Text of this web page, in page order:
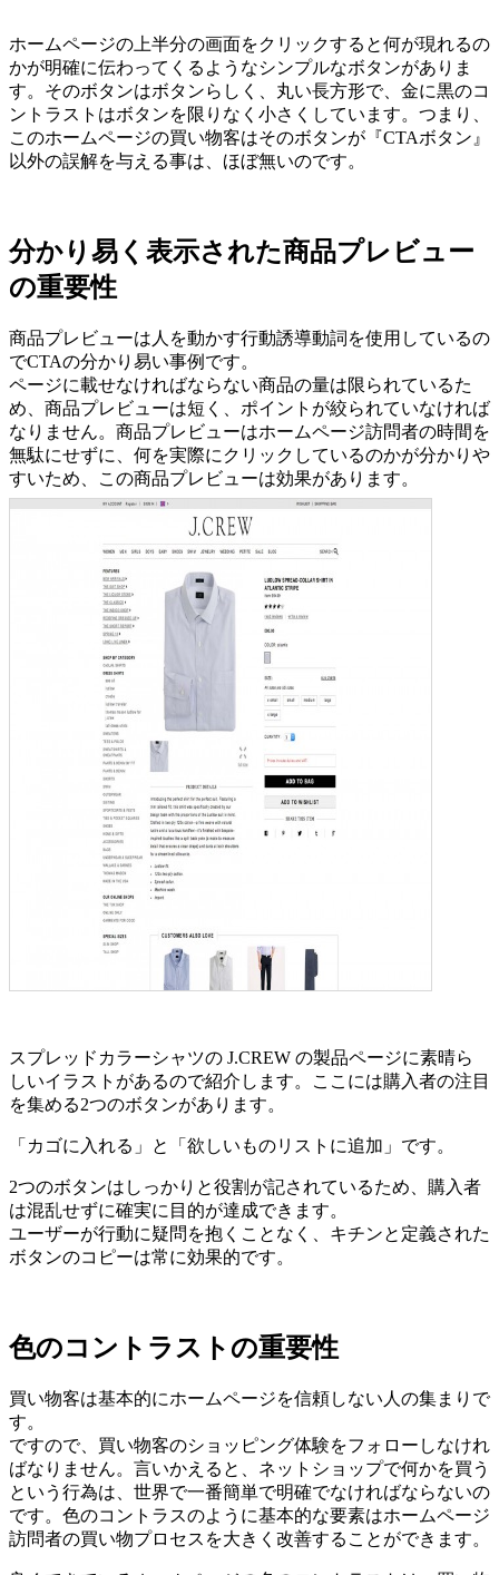
ホームページの上半分の画面をクリックすると何が現れるの
かが明確に伝わってくるようなシンプルなボタンがありま
す。そのボタンはボタンらしく、丸い長方形で、金に黒のコ
ントラストはボタンを限りなく小さくしています。つまり、
このホームページの買い物客はそのボタンが『CTAボタン』
以外の誤解を与える事は、ほぼ無いのです。
分かり易く表示された商品プレビュー
の重要性
商品プレビューは人を動かす行動誘導動詞を使用しているの
でCTAの分かり易い事例です。
ページに載せなければならない商品の量は限られているた
め、商品プレビューは短く、ポイントが絞られていなければ
なりません。商品プレビューはホームページ訪問者の時間を
無駄にせずに、何を実際にクリックしているのかが分かりや
すいため、この商品プレビューは効果があります。
スプレッドカラーシャツの J.CREW の製品ページに素晴ら
しいイラストがあるので紹介します。ここには購入者の注目
を集める2つのボタンがあります。
「カゴに入れる」と「欲しいものリストに追加」です。
2つのボタンはしっかりと役割が記されているため、購入者
は混乱せずに確実に目的が達成できます。
ユーザーが行動に疑問を抱くことなく、キチンと定義された
ボタンのコピーは常に効果的です。
色のコントラストの重要性
買い物客は基本的にホームページを信頼しない人の集まりで
す。
ですので、買い物客のショッピング体験をフォローしなけれ
ばなりません。言いかえると、ネットショップで何かを買う
という行為は、世界で一番簡単で明確でなければならないの
です。色のコントラスのように基本的な要素はホームページ
訪問者の買い物プロセスを大きく改善することができます。